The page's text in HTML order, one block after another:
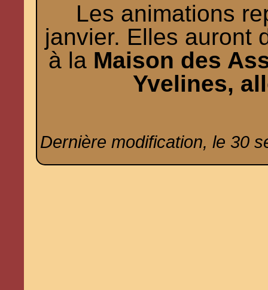
Les animations
janvier. Elles auront
à la Maison des
Yvelines,
Dernière modification, le 30